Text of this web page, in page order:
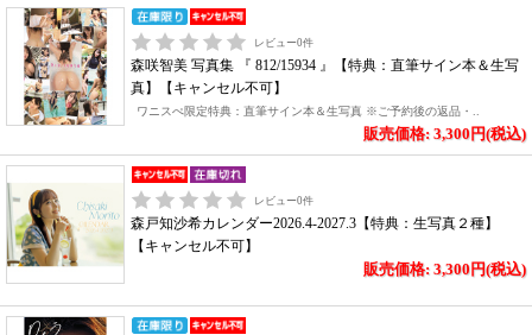
レビュー0件
森咲智美 写真集 『 812/15934 』【特典：直筆サイン本＆生写
真】【キャンセル不可】
ワニスぺ限定特典：直筆サイン本＆生写真 ※ご予約後の返品・..
販売価格: 3,300円(税込)
レビュー0件
森戸知沙希カレンダー2026.4-2027.3【特典：生写真２種】
【キャンセル不可】
販売価格: 3,300円(税込)